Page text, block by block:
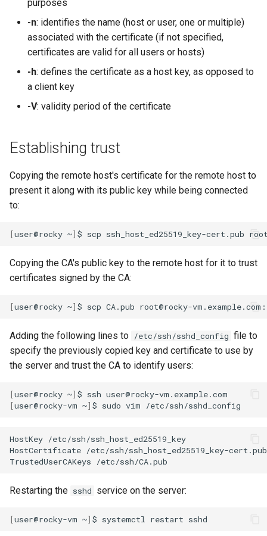
purposes
-n: identifies the name (host or user, one or multiple)
associated with the certificate (if not specified,
certificates are valid for all users or hosts)
-h: defines the certificate as a host key, as opposed to
a client key
-V: validity period of the certificate
Establishing trust
Copying the remote host's certificate for the remote host to
present it along with its public key while being connected
to:
[user@rocky ~] $ scp ssh_host_ed25519_key-cert.pub
Copying the CA's public key to the remote host for it to trust
certificates signed by the CA:
[user@rocky ~] $ scp CA.pub
Adding the following lines to /etc/ssh/sshd_config file to
specify the previously copied key and certificate to use by
the server and trust the CA to identify users:
[user@rocky ~] $ ssh
[user@rocky-vm ~] $ sudo vim
HostKey /etc/ssh/ssh_host_ed25519_key
HostCertificate /etc/ssh/ssh_host_ed25519_key-cert.pub
TrustedUserCAKeys
Restarting the sshd service on the server:
[user@rocky-vm ~] $ systemctl restart